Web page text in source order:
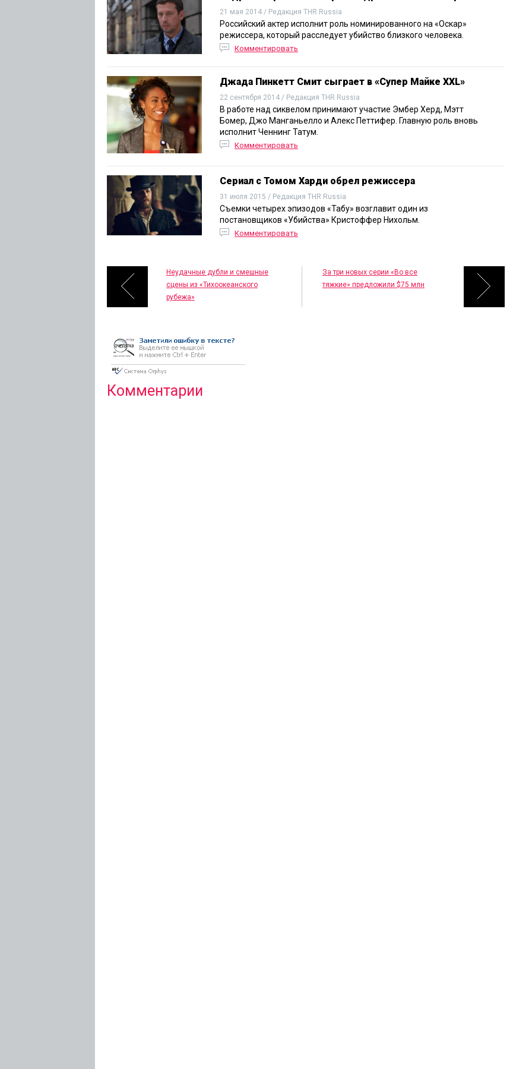
21 мая 2014 / Редакция THR Russia
Российский актер исполнит роль номинированного на «Оскар»
режиссера, который расследует убийство близкого человека.
Комментировать
Джада Пинкетт Смит сыграет в «Супер Майке XXL»
22 сентября 2014 / Редакция THR Russia
В работе над сиквелом принимают участие Эмбер Херд, Мэтт
Бомер, Джо Манганьелло и Алекс Петтифер. Главную роль вновь
исполнит Ченнинг Татум.
Комментировать
Сериал с Томом Харди обрел режиссера
31 июля 2015 / Редакция THR Russia
Съемки четырех эпизодов «Табу» возглавит один из
постановщиков «Убийства» Кристоффер Нихольм.
Комментировать
Неудачные дубли и смешные
сцены из «Тихоокеанского
рубежа»
За три новых серии «Во все
тяжкие» предложили $75 млн
Комментарии